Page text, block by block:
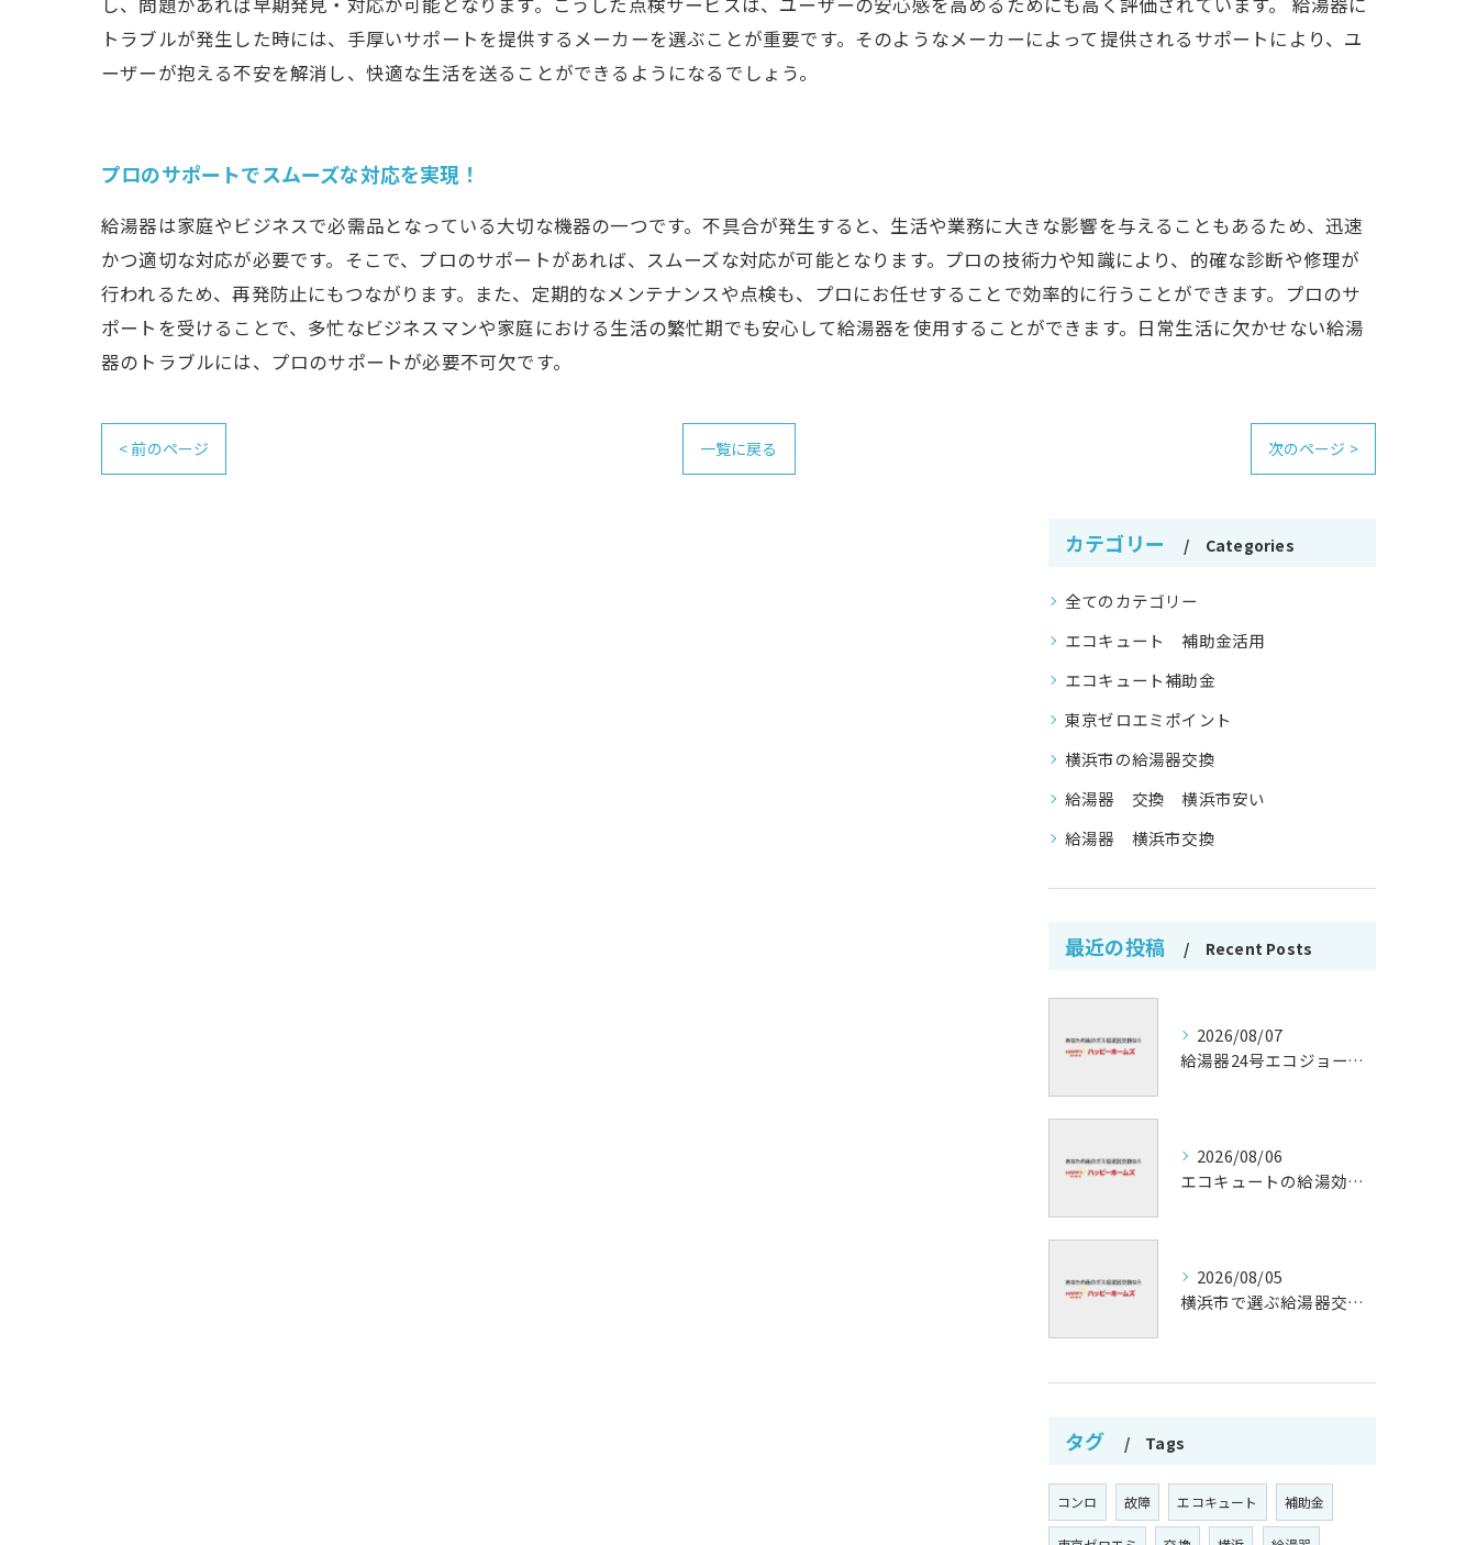
トラブルが発生した時には、手厚いサポートを提供するメーカーを選ぶことが重要です。そのようなメーカーによって提供されるサポートにより、ユ
ーザーが抱える不安を解消し、快適な生活を送ることができるようになるでしょう。
プロのサポートでスムーズな対応を実現！
給湯器は家庭やビジネスで必需品となっている大切な機器の一つです。不具合が発生すると、生活や業務に大きな影響を与えることもあるため、迅速
かつ適切な対応が必要です。そこで、プロのサポートがあれば、スムーズな対応が可能となります。プロの技術力や知識により、的確な診断や修理が
行われるため、再発防止にもつながります。また、定期的なメンテナンスや点検も、プロにお任せすることで効率的に行うことができます。プロのサ
ポートを受けることで、多忙なビジネスマンや家庭における生活の繁忙期でも安心して給湯器を使用することができます。日常生活に欠かせない給湯
器のトラブルには、プロのサポートが必要不可欠です。
< 前のページ 一覧に戻る 次のページ >
カテゴリー Categories
全てのカテゴリー
エコキュート 補助金活用
エコキュート補助金
東京ゼロエミポイント
横浜市の給湯器交換
給湯器 交換 横浜市安い
給湯器 横浜市交換
最近の投稿 Recent Posts
2026/08/07
給湯器24号エコジョーズの省エネ技術解説
2026/08/06
エコキュートの給湯効率と省エネ効果
2026/08/05
横浜市で選ぶ給湯器交換の口コミ分析
タグ Tags
コンロ 故障 エコキュート 補助金